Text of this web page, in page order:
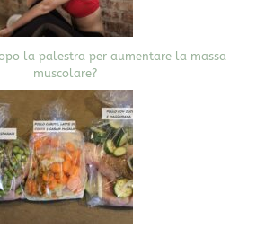
la palestra per aumentare la massa
muscolare?